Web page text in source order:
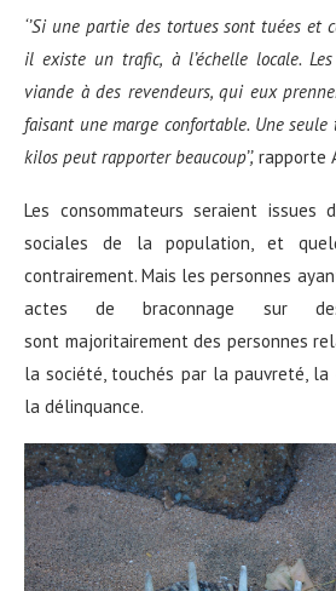
‘’Si une partie des tortues sont tuées et
il existe un trafic, à l’échelle locale.
viande à des revendeurs, qui eux
faisant une marge confortable. Une
kilos peut rapporter beaucoup’’, rapporte
Les consommateurs seraient issues
sociales de la population, et
contrairement. Mais les personnes
actes de braconnage sur
sont majoritairement des personnes
la société, touchés par la pauvreté, la
la délinquance.